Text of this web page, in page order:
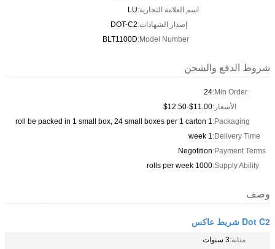
اسم العلامة التجارية:LU
إصدار الشهادات:DOT-C2
Model Number:
BLT1100D
شروط الدفع والشحن
Min Order:
24
الأسعار:$11.00-$12.50
Packaging:
1 roll be packed in 1 small box, 24 small boxes per 1 carton
Delivery Time:
1 week
Payment Terms:
Negotition
Supply Ability:
1000 rolls per week
وصف
Dot C2 شريط عاكس
متانة:3 سنوات